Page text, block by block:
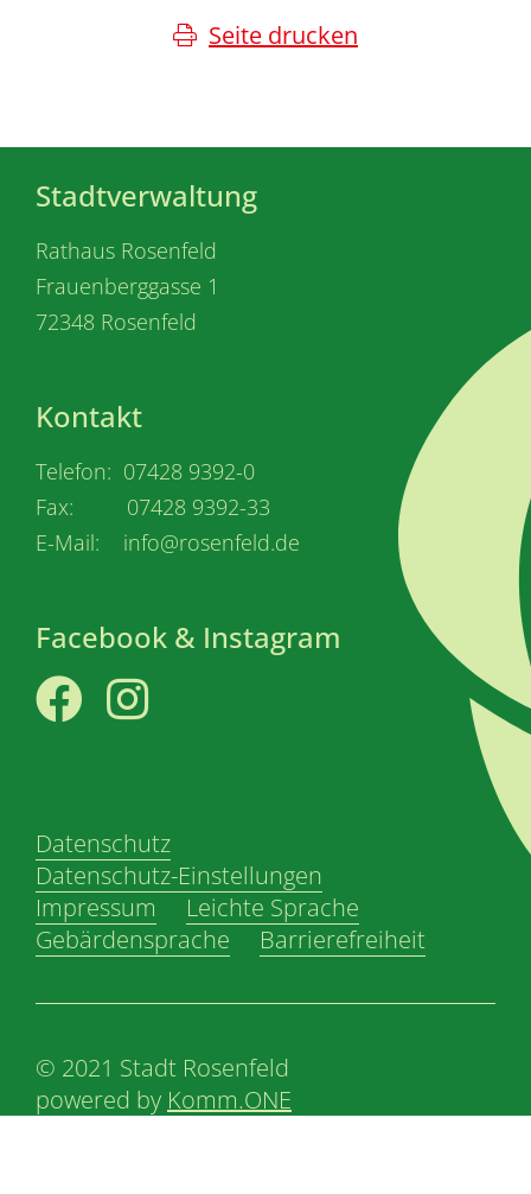
Seite drucken
Stadtverwaltung
Rathaus Rosenfeld
Frauenberggasse 1
72348 Rosenfeld
Kontakt
Telefon: 07428 9392-0
Fax: 07428 9392-33
E-Mail: info@rosenfeld.de
Facebook & Instagram
Datenschutz
Datenschutz-Einstellungen
Impressum
Leichte Sprache
Gebärdensprache
Barrierefreiheit
© 2021 Stadt Rosenfeld
powered by Komm.ONE